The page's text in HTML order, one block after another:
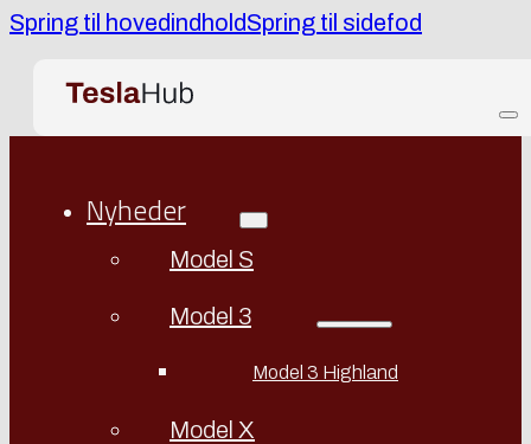
Spring til hovedindholdSpring til sidefod
Nyheder
Model S
Model 3
Model 3 Highland
Model X